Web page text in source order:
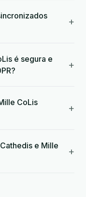
+
é segura e
+
CoLis
+
e Mille
+